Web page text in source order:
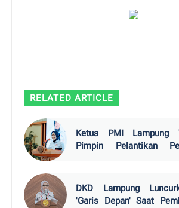
RELATED ARTICLE
Ketua PMI Lampung
Pimpin Pelantikan
DKD Lampung
'Garis Depan' Saat